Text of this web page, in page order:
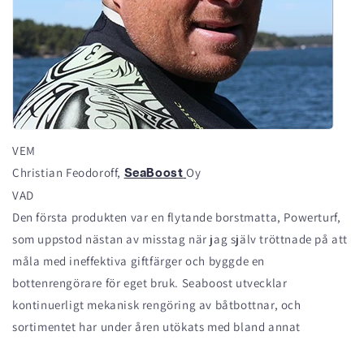
VEM
Christian Feodoroff, SeaBoost Oy
VAD
Den första produkten var en flytande borstmatta, Powerturf,
som uppstod nästan av misstag när jag själv tröttnade på att
måla med ineffektiva giftfärger och byggde en
bottenrengörare för eget bruk. Seaboost utvecklar
kontinuerligt mekanisk rengöring av båtbottnar, och
sortimentet har under åren utökats med bland annat